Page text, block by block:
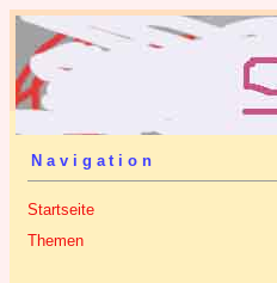
Navigation
Startseite
Themen